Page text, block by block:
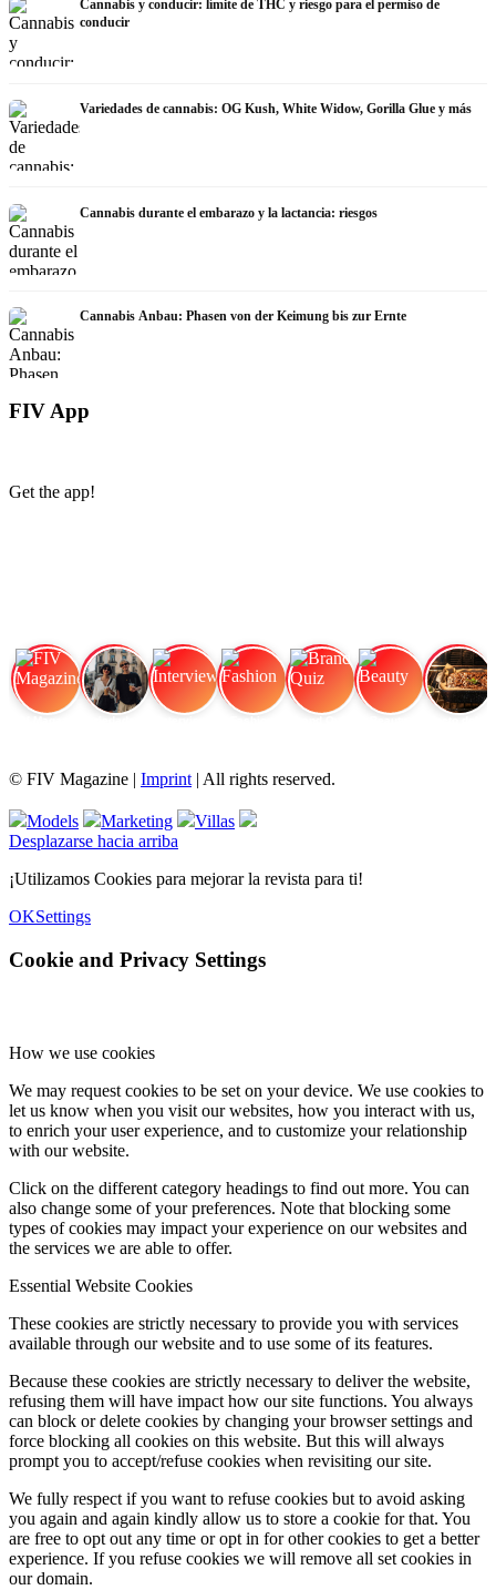
Cannabis y conducir: límite de THC y riesgo para el permiso de
conducir
Variedades de cannabis: OG Kush, White Widow, Gorilla Glue y más
Cannabis durante el embarazo y la lactancia: riesgos
Cannabis Anbau: Phasen von der Keimung bis zur Ernte
FIV App
Get the app!
© FIV Magazine | Imprint | All rights reserved.
Models Marketing
Villas
Desplazarse hacia arriba
¡Utilizamos Cookies para mejorar la revista para ti!
OKSettings
Cookie and Privacy Settings
How we use cookies
We may request cookies to be set on your device. We use cookies to
let us know when you visit our websites, how you interact with us,
to enrich your user experience, and to customize your relationship
with our website.
Click on the different category headings to find out more. You can
also change some of your preferences. Note that blocking some
types of cookies may impact your experience on our websites and
the services we are able to offer.
Essential Website Cookies
These cookies are strictly necessary to provide you with services
available through our website and to use some of its features.
Because these cookies are strictly necessary to deliver the website,
refusing them will have impact how our site functions. You always
can block or delete cookies by changing your browser settings and
force blocking all cookies on this website. But this will always
prompt you to accept/refuse cookies when revisiting our site.
We fully respect if you want to refuse cookies but to avoid asking
you again and again kindly allow us to store a cookie for that. You
are free to opt out any time or opt in for other cookies to get a better
experience. If you refuse cookies we will remove all set cookies in
our domain.